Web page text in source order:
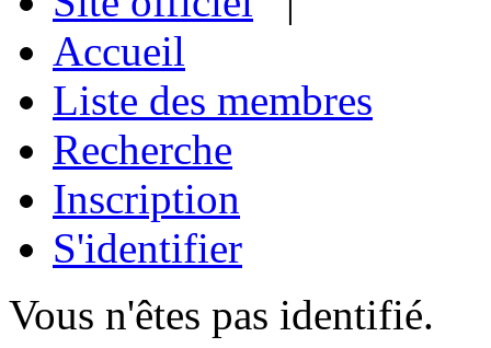
Accueil
Liste des membres
Recherche
Inscription
S'identifier
Vous n'êtes pas identifié.